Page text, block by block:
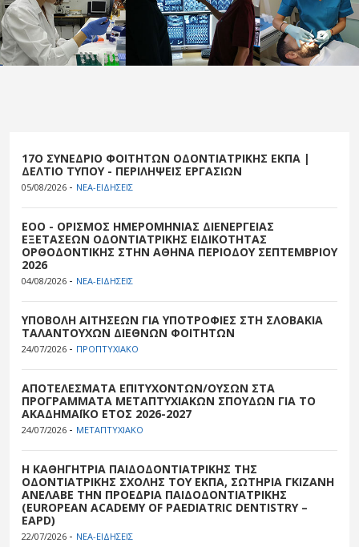
17O ΣΥΝΕΔΡΙΟ ΦΟΙΤΗΤΩΝ ΟΔΟΝΤΙΑΤΡΙΚΗΣ ΕΚΠΑ |
ΔΕΛΤΙΟ ΤΥΠΟΥ - ΠΕΡΙΛΗΨΕΙΣ ΕΡΓΑΣΙΩΝ
05/08/2026 - ΝΕΑ-ΕΙΔΗΣΕΙΣ
EOO - ΟΡΙΣΜΟΣ ΗΜΕΡΟΜΗΝΙΑΣ ΔΙΕΝΕΡΓΕΙΑΣ
ΕΞΕΤΑΣΕΩΝ ΟΔΟΝΤΙΑΤΡΙΚΗΣ ΕΙΔΙΚΟΤΗΤΑΣ
ΟΡΘΟΔΟΝΤΙΚΗΣ ΣΤΗΝ ΑΘΗΝΑ ΠΕΡΙΟΔΟΥ ΣΕΠΤΕΜΒΡΙΟΥ
2026
04/08/2026 - ΝΕΑ-ΕΙΔΗΣΕΙΣ
ΥΠΟΒΟΛΗ ΑΙΤΗΣΕΩΝ ΓΙΑ ΥΠΟΤΡΟΦΙΕΣ ΣΤΗ ΣΛΟΒΑΚΙΑ
ΤΑΛΑΝΤΟΥΧΩΝ ΔΙΕΘΝΩΝ ΦΟΙΤΗΤΩΝ
24/07/2026 - ΠΡΟΠΤΥΧΙΑΚΟ
ΑΠΟΤΕΛΕΣΜΑΤΑ ΕΠΙΤΥΧΟΝΤΩΝ/ΟΥΣΩΝ ΣΤΑ
ΠΡΟΓΡΑΜΜΑΤΑ ΜΕΤΑΠΤΥΧΙΑΚΩΝ ΣΠΟΥΔΩΝ ΓΙΑ ΤΟ
ΑΚΑΔΗΜΑΪΚΟ ΕΤΟΣ 2026-2027
24/07/2026 - ΜΕΤΑΠΤΥΧΙΑΚΟ
Η ΚΑΘΗΓΗΤΡΙΑ ΠΑΙΔΟΔΟΝΤΙΑΤΡΙΚΗΣ ΤΗΣ
ΟΔΟΝΤΙΑΤΡΙΚΗΣ ΣΧΟΛΗΣ ΤΟΥ ΕΚΠΑ, ΣΩΤΗΡΙΑ ΓΚΙΖΑΝΗ
ΑΝΕΛΑΒΕ ΤΗΝ ΠΡΟΕΔΡΙΑ ΠΑΙΔΟΔΟΝΤΙΑΤΡΙΚΗΣ
(EUROPEAN ACADEMY OF PAEDIATRIC DENTISTRY –
EAPD)
22/07/2026 - ΝΕΑ-ΕΙΔΗΣΕΙΣ